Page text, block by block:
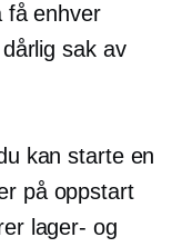
få enhver
sak av
kan starte en
på oppstart
lager- og